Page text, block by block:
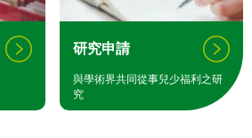
研究申請
與學術界共同從事兒少福利之研
究